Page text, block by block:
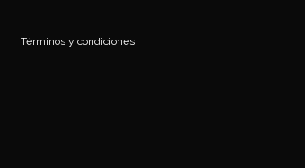
Términos y condiciones